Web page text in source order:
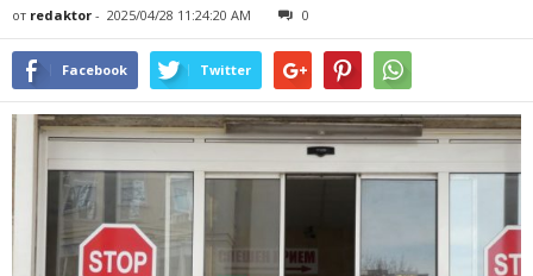
от redaktor - 2025/04/28 11:24:20 AM 0
Facebook Twitter